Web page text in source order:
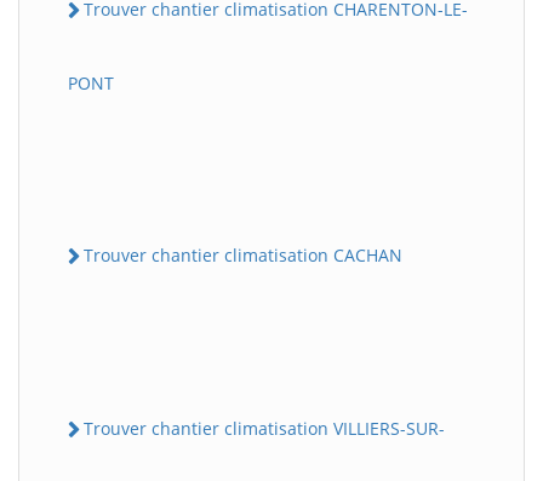
Trouver chantier climatisation CHARENTON-LE-
PONT
Trouver chantier climatisation CACHAN
Trouver chantier climatisation VILLIERS-SUR-